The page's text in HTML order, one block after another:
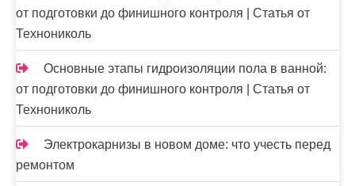
от подготовки до финишного контроля | Статья от
Технониколь
Основные этапы гидроизоляции пола в ванной:
от подготовки до финишного контроля | Статья от
Технониколь
Электрокарнизы в новом доме: что учесть перед
ремонтом